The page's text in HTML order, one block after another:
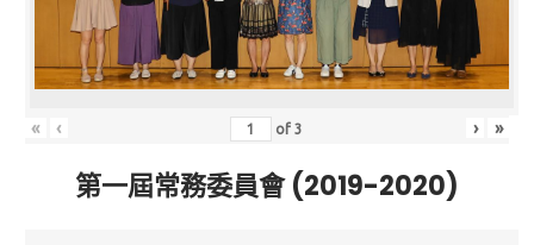
« ‹ of3 › »
第一屆常務委員會 (2019-2020)